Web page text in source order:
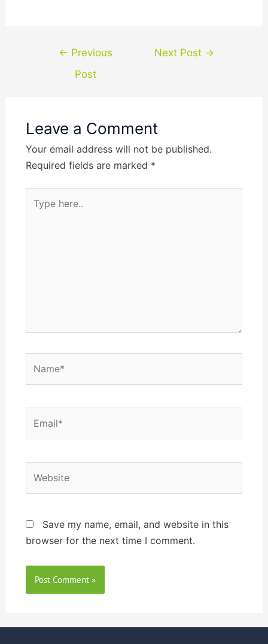
← Previous
Post
Next Post →
Leave a Comment
Your email address will not be published.
Required fields are marked *
Save my name, email, and website in this
browser for the next time I comment.